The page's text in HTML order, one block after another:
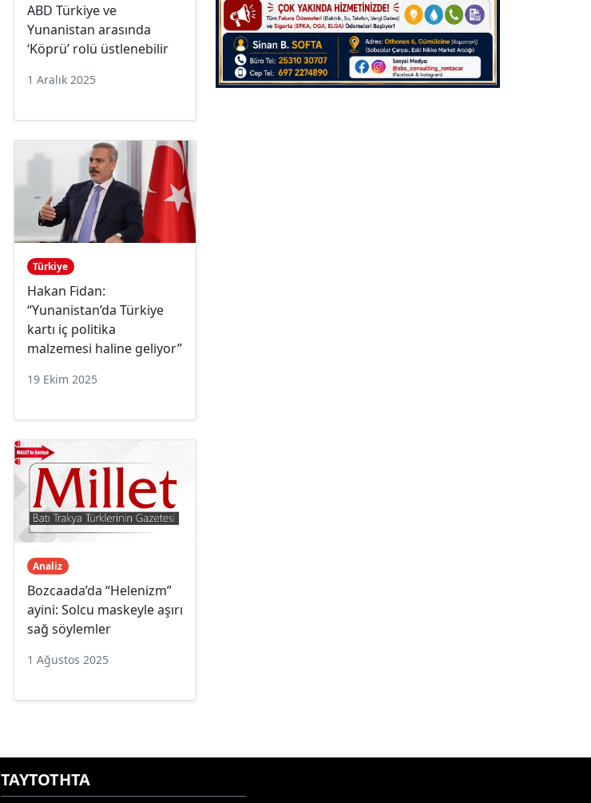
ABD Türkiye ve
Yunanistan arasında
‘Köprü’ rolü üstlenebilir
1 Aralık 2025
Türkiye
Hakan Fidan:
“Yunanistan’da Türkiye
kartı iç politika
malzemesi haline geliyor”
19 Ekim 2025
Analiz
Bozcaada’da “Helenizm”
ayini: Solcu maskeyle aşırı
sağ söylemler
1 Ağustos 2025
ΤΑΥΤΟΤΗΤΑ